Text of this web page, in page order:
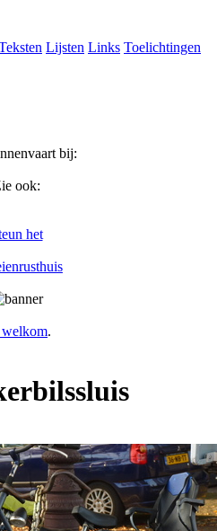
Lijsten Links Toelichtingen
bij:
ook:
het
welkom.